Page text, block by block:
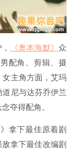
《奥本海默》 众
配角、剪辑、摄
女主角方面，艾玛
尼与达芬乔伊兰
夺得配角。
拿下最佳原着剧
拿下最佳改编剧